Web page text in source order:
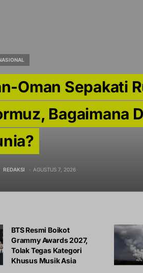
Oman Sepakati
Bagaimana
REDAKSI AGUSTUS 7, 2026
BTS Resmi Boikot
Grammy Awards 2027,
Tolak Tegas Kategori
Khusus Musik Asia